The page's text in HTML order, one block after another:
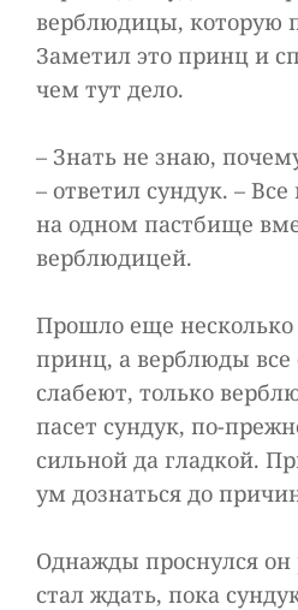
верблюдицы, которую
Заметил это принц и
чем тут дело.
– Знать не знаю,
– ответил сундук. –
на одном пастбище
верблюдицей.
Прошло еще
принц, а верблюды все
слабеют, только
пасет сундук, по-
сильной да гладкой.
ум дознаться до
Однажды проснулся
стал ждать, пока